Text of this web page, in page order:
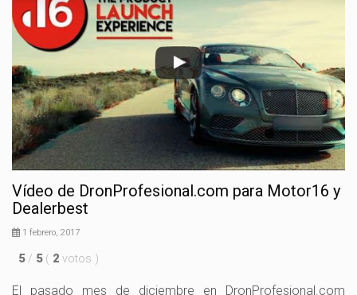
Vídeo de DronProfesional.com para Motor16 y
Dealerbest
1 febrero, 2017
5 / 5 ( 2 votos )
El pasado mes de diciembre en DronProfesional.com